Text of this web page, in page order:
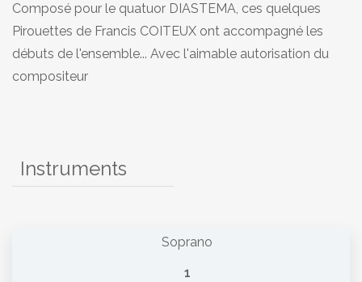
Composé pour le quatuor DIASTEMA, ces quelques
Pirouettes de Francis COITEUX ont accompagné les
débuts de l'ensemble... Avec l'aimable autorisation du
compositeur
Instruments
Soprano
1